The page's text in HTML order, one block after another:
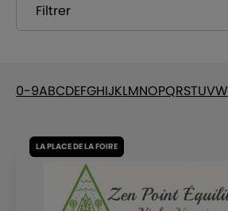
Filtrer
0-9ABCDEFGHIJKLMNOPQRSTUVW
LA PLACE DE LA FOIRE